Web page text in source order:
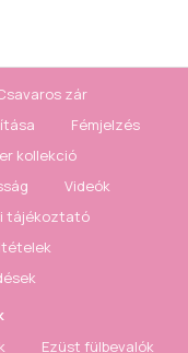
zár
Fémjelzés
kollekció
Videók
tájékoztató
Ezüst fülbevalók